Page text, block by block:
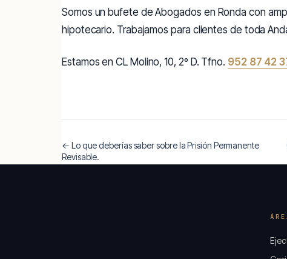
Somos un bufete de Abogados en Ronda con
hipotecario. Trabajamos para clientes de toda
Estamos en CL Molino, 10, 2º D. Tfno. 952 87 42
← Lo que deberías saber sobre la Prisión Permanente
Revisable.